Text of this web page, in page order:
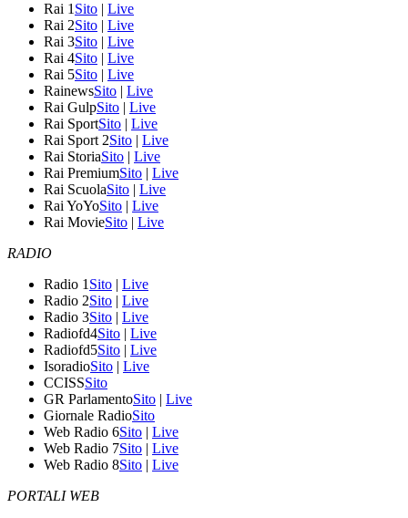
Rai 1 Sito | Live
Rai 2Sito | Live
Rai 3Sito | Live
Rai 4Sito | Live
Rai 5Sito | Live
RainewsSito | Live
Rai GulpSito | Live
Rai SportSito | Live
Rai Sport 2Sito | Live
Rai StoriaSito | Live
Rai PremiumSito | Live
Rai ScuolaSito | Live
Rai YoYoSito | Live
Rai MovieSito | Live
RADIO
Radio 1 Sito | Live
Radio 2Sito | Live
Radio 3Sito | Live
Radiofd4Sito | Live
Radiofd5Sito | Live
IsoradioSito | Live
CCISSSito
GR ParlamentoSito | Live
Giornale RadioSito
Web Radio 6Sito | Live
Web Radio 7Sito | Live
Web Radio 8Sito | Live
PORTALI WEB